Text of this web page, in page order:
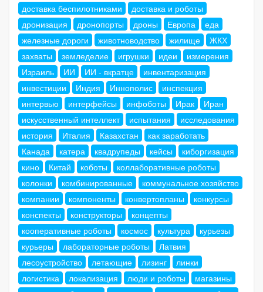
доставка беспилотниками
доставка и роботы
дронизация
дронопорты дроны Европа
еда
железные дороги
животноводство жилище
ЖКХ
захваты
земледелие игрушки идеи
измерения
Израиль
ИИ ИИ - вкратце
инвентаризация
инвестиции
Индия Иннополис
инспекция
интервью
интерфейсы инфоботы Ирак
Иран
искусственный интеллект
испытания
исследования
история
Италия Казахстан
как заработать
Канада
катера квадрупеды кейсы
киборгизация
кино
Китай коботы
коллаборативные роботы
колонки
комбинированные
коммунальное хозяйство
компании
компоненты конвертопланы
конкурсы
конспекты
конструкторы
концепты
кооперативные роботы
космос культура
курьезы
курьеры
лабораторные роботы
Латвия
лесоустройство
летающие лизинг
линки
логистика
локализация люди и роботы
магазины